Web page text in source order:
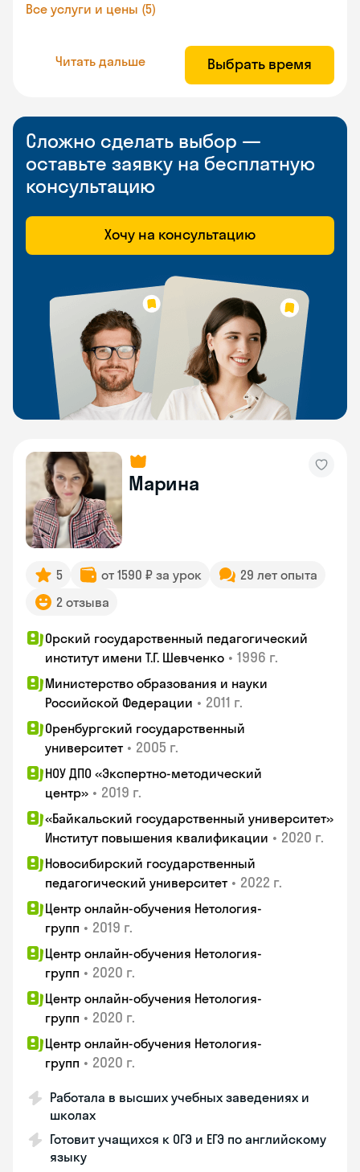
Все услуги и цены (5)
Читать дальше Выбрать время
Сложно сделать выбор —
оставьте заявку на бесплатную
консультацию
Хочу на консультацию
Марина
5 от 1590 ₽ за урок
29 лет опыта
2 отзыва
Орский государственный педагогический
институт имени Т.Г. Шевченко • 1996 г.
Министерство образования и науки
Российской Федерации • 2011 г.
Оренбургский государственный
университет • 2005 г.
НОУ ДПО «Экспертно-методический
центр» • 2019 г.
«Байкальский государственный университет»
Институт повышения квалификации • 2020 г.
Новосибирский государственный
педагогический университет • 2022 г.
Центр онлайн-обучения Нетология-
групп • 2019 г.
Центр онлайн-обучения Нетология-
групп • 2020 г.
Центр онлайн-обучения Нетология-
групп • 2020 г.
Центр онлайн-обучения Нетология-
групп • 2020 г.
Работала в высших учебных заведениях и
школах
Готовит учащихся к ОГЭ и ЕГЭ по английскому
языку